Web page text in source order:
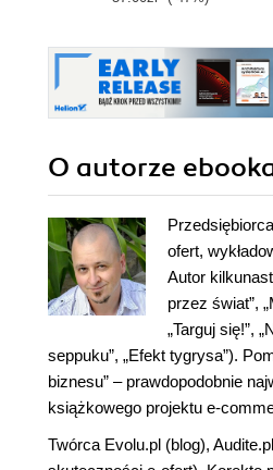
O autorze
ofert,
Autor
przez świat”,
„Targuj się!”,
seppuku”, „Efekt tygrysa”).
biznesu” – prawdopodobnie
książkowego projektu e-
Twórca Evolu.pl (blog), Audite.pl